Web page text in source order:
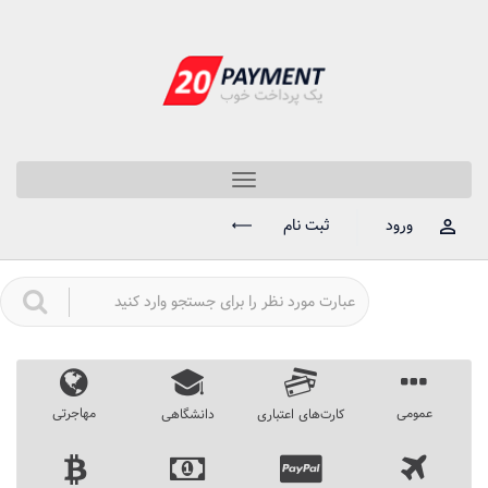
Toggle
navigation
ورود
ثبت نام
عمومی کارت‌های اعتباری دانشگاهی مهاجرتی